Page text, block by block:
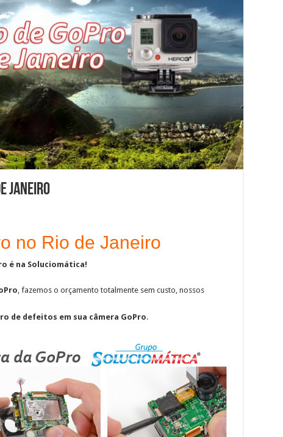
Janeiro
no Rio de Janeiro
é na Soluciomática!
, fazemos o orçamento totalmente sem custo, nossos
de defeitos em sua câmera GoPro.